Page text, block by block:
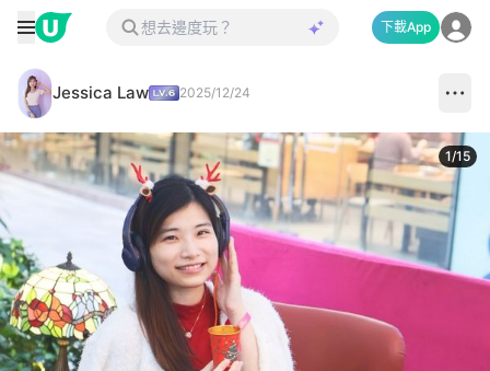
下載App
Jessica Law 2025/12/24
1/15